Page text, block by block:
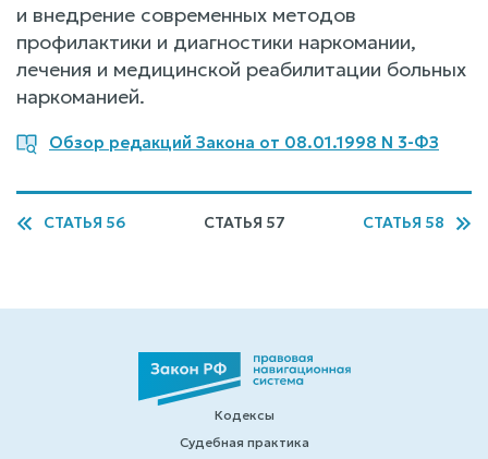
и внедрение современных методов
профилактики и диагностики наркомании,
лечения и медицинской реабилитации больных
наркоманией.
Обзор редакций Закона от 08.01.1998 N 3-ФЗ
СТАТЬЯ 56 СТАТЬЯ 57 СТАТЬЯ 58
Кодексы
Судебная практика